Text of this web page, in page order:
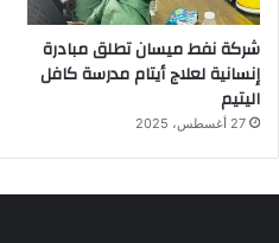
شركة نفط ميسان تطلق مبادرة
إنسانية لعلاج أيتام مدرسة كافل
اليتيم
27 أغسطس، 2025